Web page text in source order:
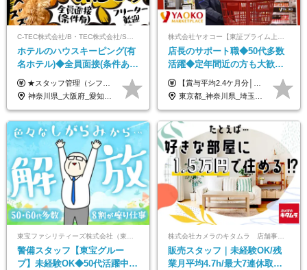
ホテルのハウスキーピング(有
名ホテル)◆全員面接(条件あ
り)◆未経験OK◆リゾート地
も選べる◆月25万円
★スタッフ管理（シフト調整など）の経験があれば【月給28万円以上】 ★賞与支給実績：基本給の2ヶ月分～3ヶ月分 ＝＝ライフスタイルに合わせて働き方を選べます＝＝ ■正社員 ＜未経験者＞月給25万円(寮なしの場合)～35万円＋賞与年2回 ＜経験者＞月給28万円～35万円＋賞与年2回 ※寮をご利用の場合は月給22万円～ ※経験やスキルに応じて決定します ※残業代全額支給 ※試用期間（3ヶ月間）中の雇用形態や待遇に差異はありません ※正社員の場合、転勤の可能性あり ■契約社員 月給22万円～＋残業代全額支給 ※契約社員の場合、賞与の支給および転勤の可能性はありません ※勤務時間や勤務日数の希望があればご相談に応じます ※試用期間なし ※契約の更新 有(勤務状況により判断する) 更新上限 有(通算契約期間の上限 1年/更新回数の上限 なし)
神奈川県_大阪府_愛知県_北海道_兵庫県_京都府_広島県_福岡県_大分県_宮崎県_鹿児島県_沖縄県
店長のサポート職◆50代多数
活躍◆定年間近の方も大歓
迎！◆出勤はお昼から◆平均
賞与2.4ヶ月分◆残業少なめ
【賞与平均2.4ケ月分│決算賞与も20年以上連続で支給中！】 ＜月収例＞ 月収29万円（地域限定正社員／残業代・各種手当含む） 月収26万円（契約社員／残業代・各種手当含む） ◆月給：月給258,400円～361,500円＋残業代＋各種手当 ※給与は前職での経験、スキルを考慮し、決定します ※残業代は全額支給します ※契約社員としてご入社いただく方は、賞与額に差異あり。詳細は面接でお話しします ※試用期間3ヶ月あり。条件に変更はありません ※契約社員の場合：契約期間12カ月（更新あり） ※60歳未満でご入社いただいた方も、60歳になったタイミングで雇用形態は契約社員に切り替えとなります。
東京都_神奈川県_埼玉県_千葉県_茨城県_栃木県_群馬県
東宝ファシリティーズ株式会社（東宝株式会社100％出資）
警備スタッフ【東宝グルー
プ】未経験OK◆50代活躍中
株式会社カメラのキタムラ 店舗事業部【カメラのキタムラ】
販売スタッフ｜未経験OK/残
業月平均4.7h/最大7連休取得